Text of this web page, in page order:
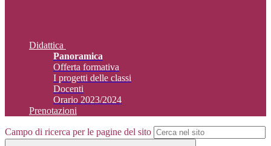
Didattica
Panoramica
Offerta formativa
I progetti delle classi
Docenti
Orario 2023/2024
Prenotazioni
Campo di ricerca per le pagine del sito